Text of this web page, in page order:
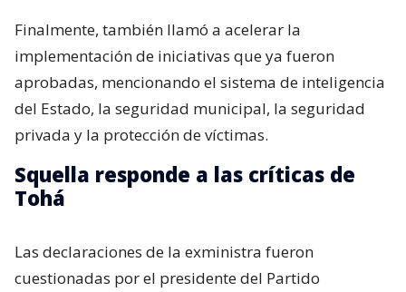
Finalmente, también llamó a acelerar la
implementación de iniciativas que ya fueron
aprobadas, mencionando el sistema de inteligencia
del Estado, la seguridad municipal, la seguridad
privada y la protección de víctimas.
Squella responde a las críticas de
Tohá
Las declaraciones de la exministra fueron
cuestionadas por el presidente del Partido